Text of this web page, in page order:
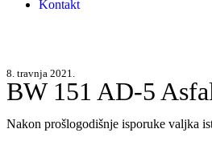
Kontakt
8. travnja 2021.
BW 151 AD-5
Nakon prošlogodišnje isporuke valjka